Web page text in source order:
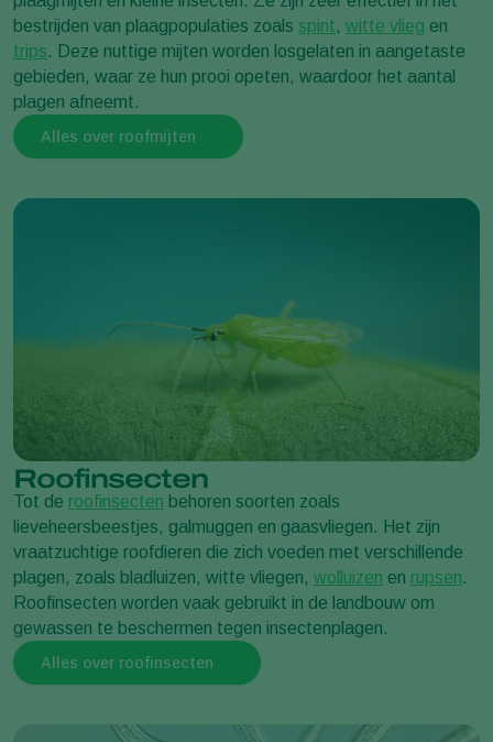
bestrijden van plaagpopulaties zoals spint, witte vlieg en
trips. Deze nuttige mijten worden losgelaten in aangetaste
gebieden, waar ze hun prooi opeten, waardoor het aantal
plagen afneemt.
Alles over roofmijten
Roofinsecten
Tot de roofinsecten behoren soorten zoals
lieveheersbeestjes, galmuggen en gaasvliegen. Het zijn
vraatzuchtige roofdieren die zich voeden met verschillende
plagen, zoals bladluizen, witte vliegen, wolluizen en rupsen.
Roofinsecten worden vaak gebruikt in de landbouw om
gewassen te beschermen tegen insectenplagen.
Alles over roofinsecten